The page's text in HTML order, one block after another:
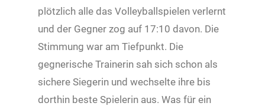
plötzlich alle das Volleyballspielen verlernt
und der Gegner zog auf 17:10 davon. Die
Stimmung war am Tiefpunkt. Die
gegnerische Trainerin sah sich schon als
sichere Siegerin und wechselte ihre bis
dorthin beste Spielerin aus. Was für ein